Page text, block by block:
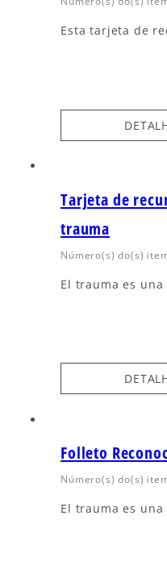
Esta tarjeta de
Tarjeta de
trauma
Número(s) do(s)
El trauma es
Folleto
Número(s) do(s)
El trauma es